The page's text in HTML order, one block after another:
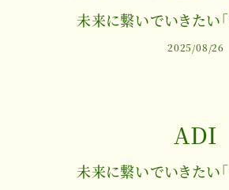
未来に繋いでいきたい
2025/08/26
ADI
未来に繋いでいきたい